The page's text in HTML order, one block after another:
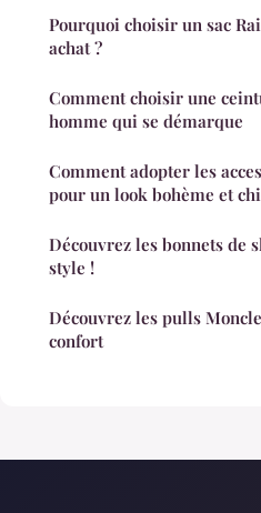
Pourquoi choisir un sac
achat ?
Comment choisir une
homme qui se démarque
Comment adopter les
pour un look bohème et
Découvrez les bonnets de
style !
Découvrez les pulls Moncler pour homme : style et
confort